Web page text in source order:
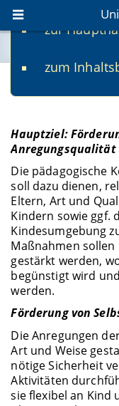
zur
zum
Projektziele
Hauptziel:
Anregungsqualität
Die pädagogische
soll dazu dienen,
Eltern, Art und
Kindern sowie ggf.
Kindesumgebung
Maßnahmen
gestärkt werden,
begünstigt wird
werden.
Förderung von
Die Anregungen
Art und Weise
nötige Sicherheit
Aktivitäten
sie flexibel an Kind